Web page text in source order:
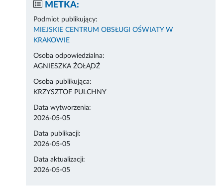
METKA:
Podmiot publikujący:
MIEJSKIE CENTRUM OBSŁUGI OŚWIATY W
KRAKOWIE
Osoba odpowiedzialna:
AGNIESZKA ŻOŁĄDŹ
Osoba publikująca:
KRZYSZTOF PULCHNY
Data wytworzenia:
2026-05-05
Data publikacji:
2026-05-05
Data aktualizacji:
2026-05-05